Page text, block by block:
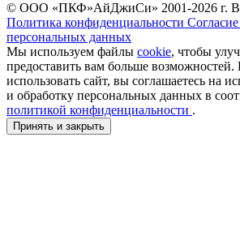
© ООО «ПКФ»АйДжиСи» 2001-2026 г.
Политика конфиденциальности
персональных данных
Мы используем файлы cookie, чтобы
предоставить вам больше
использовать сайт, вы соглашаетесь на
и обработку персональных данных в
политикой конфиденциальности .
Принять и закрыть